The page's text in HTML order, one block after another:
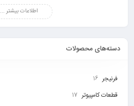
اطلاعات بیشتر ...
دسته‌های محصولات
فرنیجر 16
قطعات کامپیوتر 17